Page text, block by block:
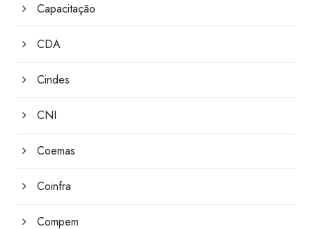
Capacitação
CDA
Cindes
CNI
Coemas
Coinfra
Compem